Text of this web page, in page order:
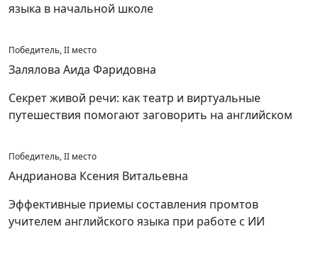
языка в начальной школе
Победитель, II место
Залялова Аида Фаридовна
Секрет живой речи: как театр и виртуальные
путешествия помогают заговорить на английском
Победитель, II место
Андрианова Ксения Витальевна
Эффективные приемы составления промтов
учителем английского языка при работе с ИИ